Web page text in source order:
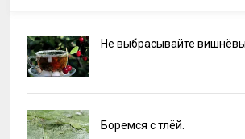
Не выбрасывайте
Боремся с тлёй.